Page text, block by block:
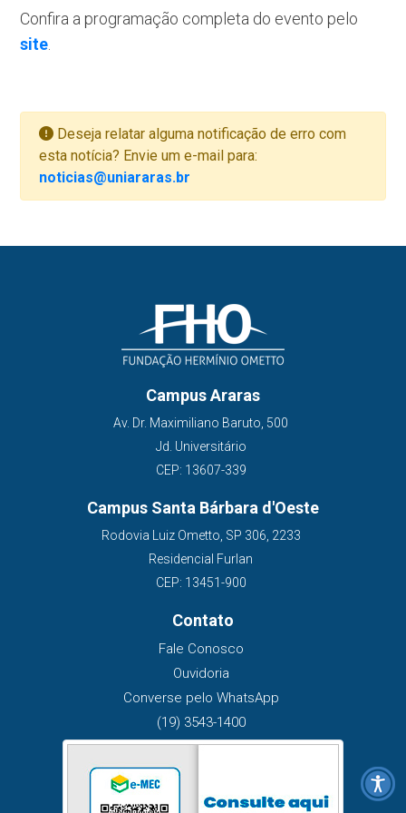
Confira a programação completa do evento pelo
site
Deseja relatar alguma notificação de erro com
esta notícia? Envie um e-mail para:
noticias@uniararas.br
Campus Araras
Av. Dr. Maximiliano Baruto, 500
Jd. Universitário
CEP: 13607-339
Campus Santa Bárbara d'Oeste
Rodovia Luiz Ometto, SP 306, 2233
Residencial Furlan
CEP: 13451-900
Contato
Fale Conosco
Ouvidoria
Converse pelo WhatsApp
(19) 3543-1400